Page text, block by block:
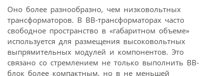
Оно более разнообразно, чем низковольтных
трансформаторов. В ВВ-трансформаторах часто
свободное пространство в «габаритном объеме»
используется для размещения высоковольтных
выпрямительных модулей и компонентов. Это
связано со стремлением не только выполнить ВВ-
блок более компактным, но в не меньшей